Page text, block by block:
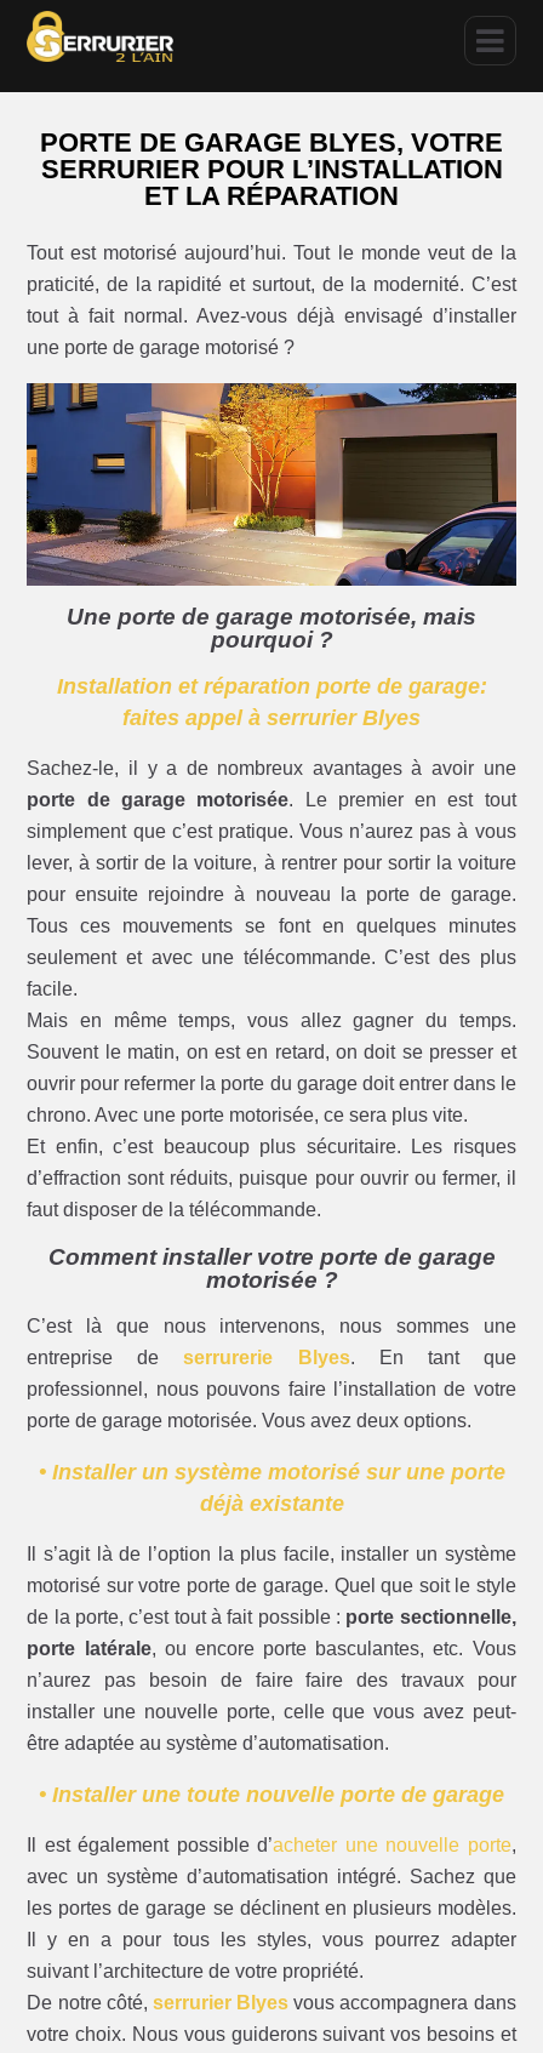
PORTE DE GARAGE BLYES, VOTRE
SERRURIER POUR L’INSTALLATION
ET LA RÉPARATION
Tout est motorisé aujourd’hui. Tout le monde veut de la
praticité, de la rapidité et surtout, de la modernité. C’est
tout à fait normal. Avez-vous déjà envisagé d’installer
une porte de garage motorisé ?
Une porte de garage motorisée, mais
pourquoi ?
Installation et réparation porte de garage:
faites appel à serrurier Blyes
Sachez-le, il y a de nombreux avantages à avoir une
porte de garage motorisée. Le premier en est tout
simplement que c’est pratique. Vous n’aurez pas à vous
lever, à sortir de la voiture, à rentrer pour sortir la voiture
pour ensuite rejoindre à nouveau la porte de garage.
Tous ces mouvements se font en quelques minutes
seulement et avec une télécommande. C’est des plus
facile.
Mais en même temps, vous allez gagner du temps.
Souvent le matin, on est en retard, on doit se presser et
ouvrir pour refermer la porte du garage doit entrer dans le
chrono. Avec une porte motorisée, ce sera plus vite.
Et enfin, c’est beaucoup plus sécuritaire. Les risques
d’effraction sont réduits, puisque pour ouvrir ou fermer, il
faut disposer de la télécommande.
Comment installer votre porte de garage
motorisée ?
C’est là que nous intervenons, nous sommes une
entreprise deserrurerie Blyes. En tant que
professionnel, nous pouvons faire l’installation de votre
porte de garage motorisée. Vous avez deux options.
• Installer un système motorisé sur une porte
déjà existante
Il s’agit là de l’option la plus facile, installer un système
motorisé sur votre porte de garage. Quel que soit le style
de la porte, c’est tout à fait possible : porte sectionnelle,
porte latérale, ou encore porte basculantes, etc. Vous
n’aurez pas besoin de faire faire des travaux pour
installer une nouvelle porte, celle que vous avez peut-
être adaptée au système d’automatisation.
• Installer une toute nouvelle porte de garage
Il est également possible d’acheter une nouvelle porte,
avec un système d’automatisation intégré. Sachez que
les portes de garage se déclinent en plusieurs modèles.
Il y en a pour tous les styles, vous pourrez adapter
suivant l’architecture de votre propriété.
De notre côté, serrurier Blyes vous accompagnera dans
votre choix. Nous vous guiderons suivant vos besoins et